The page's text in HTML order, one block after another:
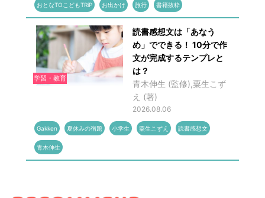
おとなTOこどもTRiP お出かけ 旅行 書籍抜粋
学習・教育
読書感想文は「あなう
め」でできる！ 10分で作
文が完成するテンプレと
は？
青木伸生 (監修),粟生こず
え (著)
2026.08.06
Gakken 夏休みの宿題 小学生 粟生こずえ 読書感想文
青木伸生